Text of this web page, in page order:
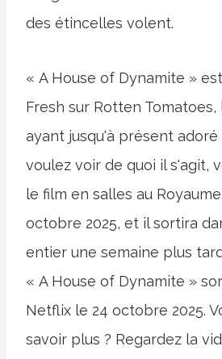
des étincelles volent.
« A House of Dynamite »
Fresh sur Rotten
ayant jusqu'à présent adoré
voulez voir de quoi il s'agit,
le film en salles au
octobre 2025, et il sortira
entier une semaine plus
« A House of Dynamite »
Netflix le 24 octobre 2025.
savoir plus ? Regardez la